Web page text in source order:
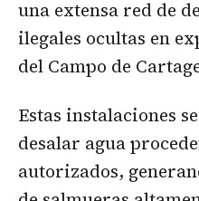
una extensa red de
ilegales ocultas en
del Campo de
Estas instalaciones
desalar agua
autorizados,